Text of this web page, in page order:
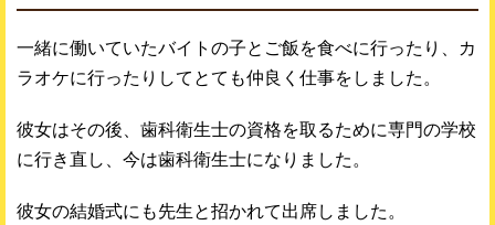
一緒に働いていたバイトの子とご飯を食べに行ったり、カ
ラオケに行ったりしてとても仲良く仕事をしました。
彼女はその後、歯科衛生士の資格を取るために専門の学校
に行き直し、今は歯科衛生士になりました。
彼女の結婚式にも先生と招かれて出席しました。